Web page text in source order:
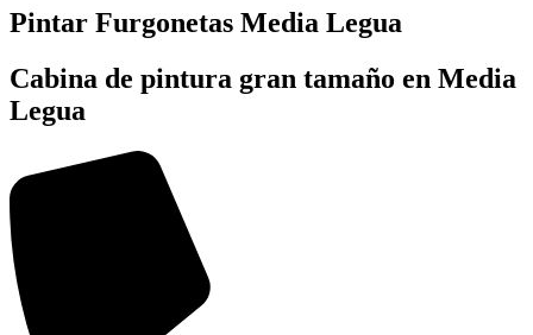
Pintar Furgonetas Media Legua
Cabina de pintura gran tamaño en Media
Legua